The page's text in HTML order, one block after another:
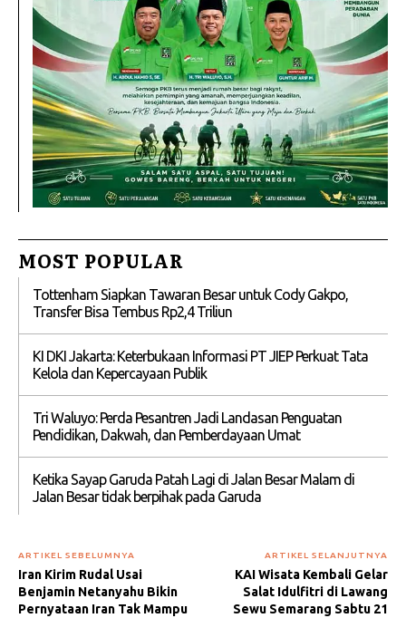
MOST POPULAR
Tottenham Siapkan Tawaran Besar untuk Cody Gakpo,
Transfer Bisa Tembus Rp2,4 Triliun
KI DKI Jakarta: Keterbukaan Informasi PT JIEP Perkuat Tata
Kelola dan Kepercayaan Publik
Tri Waluyo: Perda Pesantren Jadi Landasan Penguatan
Pendidikan, Dakwah, dan Pemberdayaan Umat
Ketika Sayap Garuda Patah Lagi di Jalan Besar Malam di
Jalan Besar tidak berpihak pada Garuda
ARTIKEL SEBELUMNYA
Iran Kirim Rudal Usai
Benjamin Netanyahu Bikin
Pernyataan Iran Tak Mampu
ARTIKEL SELANJUTNYA
KAI Wisata Kembali Gelar
Salat Idulfitri di Lawang
Sewu Semarang Sabtu 21